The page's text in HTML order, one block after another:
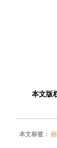
本文版
本文标签：